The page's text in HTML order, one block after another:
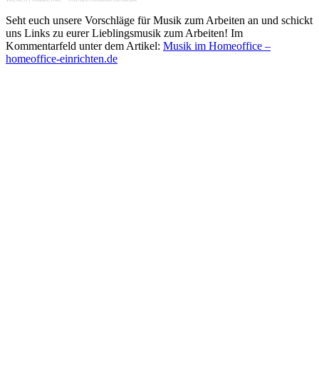
Seht euch unsere Vorschläge für Musik zum Arbeiten an und schickt
uns Links zu eurer Lieblingsmusik zum Arbeiten! Im
Kommentarfeld unter dem Artikel: Musik im Homeoffice –
homeoffice-einrichten.de